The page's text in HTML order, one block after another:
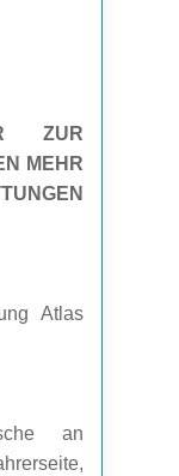
ZUR
MEHR
Atlas
an